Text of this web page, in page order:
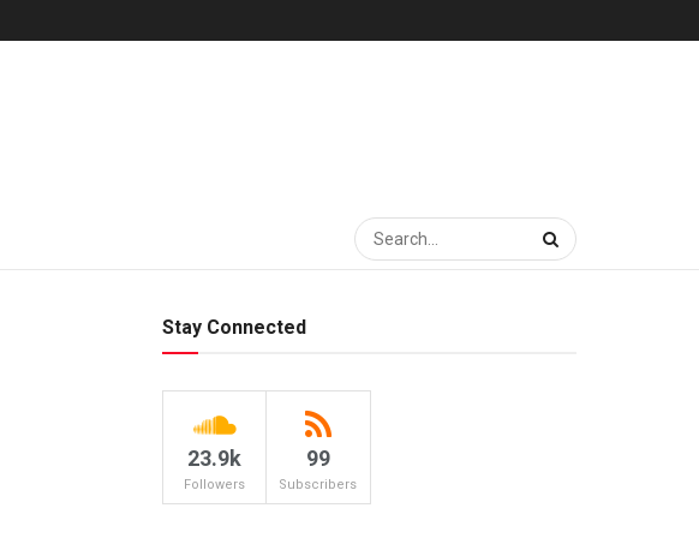
Stay Connected
23.9k
Followers
99
Subscribers